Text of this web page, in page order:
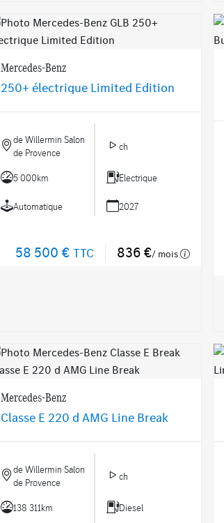
Mercedes-Benz
250+ électrique Limited Edition
de Willermin Salon
de Provence
ch
5 000km Electrique
Automatique 2027
58 500 € TTC 836 €/ mois
Mercedes-Benz
Classe E 220 d AMG Line Break
de Willermin Salon
de Provence
ch
138 311km Diesel